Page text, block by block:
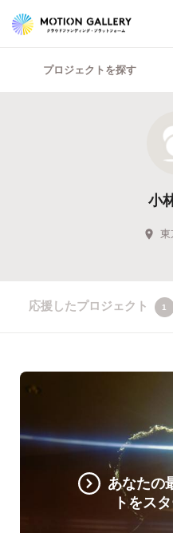
プロジェクトを探す
小
応援したプロジェクト 1
あなたの
トをス